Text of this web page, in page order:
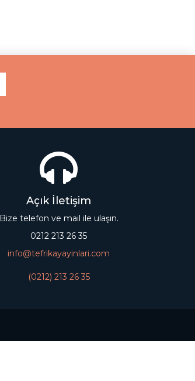
Açık İletişim
Bize telefon ve mail ile ulaşın.
0212 213 26 35
info@tefrikayayinlari.com
(0212) 213 26 35